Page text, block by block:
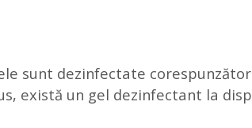
sunt dezinfectate
există un gel dezinfectant la